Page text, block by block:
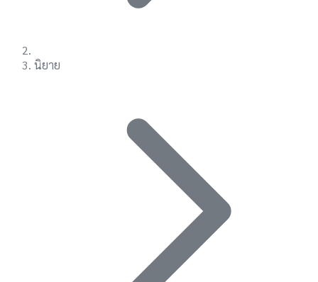
นิยาย